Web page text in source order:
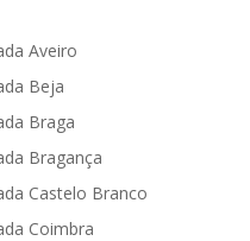
Aveiro
Beja
Braga
Bragança
Castelo Branco
Coimbra